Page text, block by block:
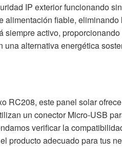
IP exterior funcionando
fiable,
activo,
alternativa energética
RC208, este panel solar
un conector Micro-USB
verificar la
producto adecuado para tus